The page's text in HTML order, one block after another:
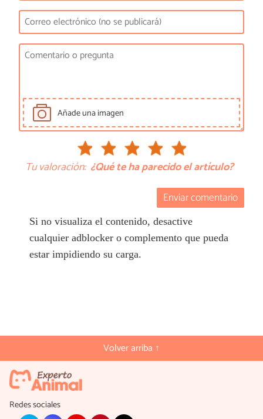
Añade una imagen
Tu valoración: ¿Qué te ha parecido el artículo?
Enviar comentario
Si no visualiza el contenido, desactive
cualquier adblocker o complemento que pueda
estar impidiendo su carga.
Volver arriba ↑
Redes sociales